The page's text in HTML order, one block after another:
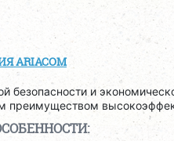
ARIACOM
безопасности и
преимуществом